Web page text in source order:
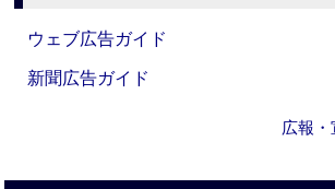
ウェブ広告ガイド
新聞広告ガイド
広報